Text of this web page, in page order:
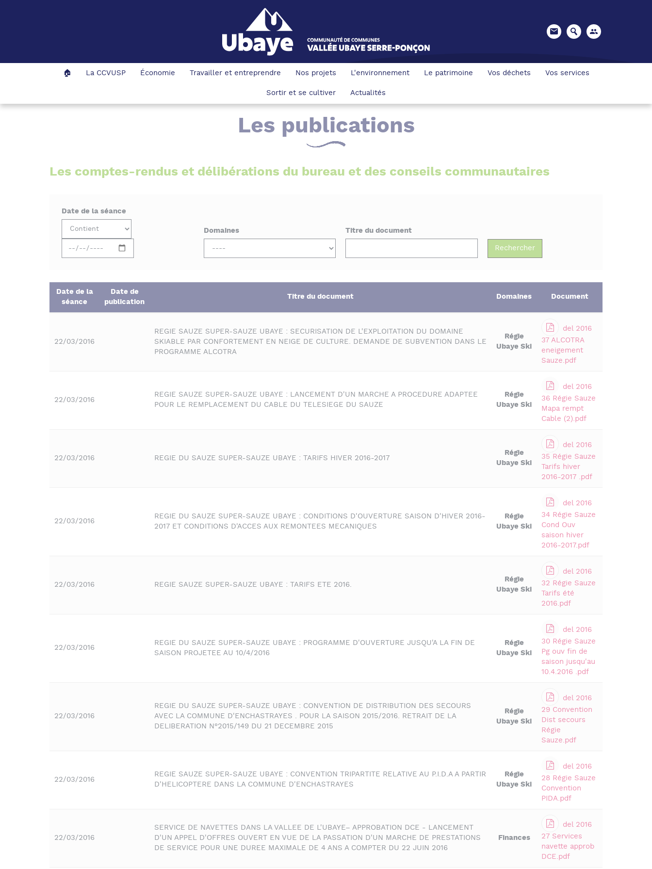
🏠 La CCVUSP Économie Travailler et entreprendre Nos projets L'environnement Le patrimoine Vos déchets Vos services
Sortir et se cultiver Actualités
Les publications
Les comptes-rendus et délibérations du bureau et des conseils communautaires
Date de la séance
Domaines Titre du document
Date de la
séance
Date de
publication
Titre du document Domaines Document
22/03/2016
REGIE SAUZE SUPER-SAUZE UBAYE : SECURISATION DE L'EXPLOITATION DU DOMAINE
SKIABLE PAR CONFORTEMENT EN NEIGE DE CULTURE. DEMANDE DE SUBVENTION DANS LE
PROGRAMME ALCOTRA
Régie
Ubaye Ski
del 2016
37 ALCOTRA
eneigement
Sauze.pdf
22/03/2016
REGIE SAUZE SUPER-SAUZE UBAYE : LANCEMENT D'UN MARCHE A PROCEDURE ADAPTEE
POUR LE REMPLACEMENT DU CABLE DU TELESIEGE DU SAUZE
Régie
Ubaye Ski
del 2016
36 Régie Sauze
Mapa rempt
Cable (2).pdf
22/03/2016 REGIE DU SAUZE SUPER-SAUZE UBAYE : TARIFS HIVER 2016-2017
Régie
Ubaye Ski
del 2016
35 Régie Sauze
Tarifs hiver
2016-2017 .pdf
22/03/2016
REGIE DU SAUZE SUPER-SAUZE UBAYE : CONDITIONS D'OUVERTURE SAISON D'HIVER 2016-
2017 ET CONDITIONS D'ACCES AUX REMONTEES MECANIQUES
Régie
Ubaye Ski
del 2016
34 Régie Sauze
Cond Ouv
saison hiver
2016-2017.pdf
22/03/2016 REGIE SAUZE SUPER-SAUZE UBAYE : TARIFS ETE 2016.
Régie
Ubaye Ski
del 2016
32 Régie Sauze
Tarifs été
2016.pdf
22/03/2016
REGIE DU SAUZE SUPER-SAUZE UBAYE : PROGRAMME D'OUVERTURE JUSQU'A LA FIN DE
SAISON PROJETEE AU 10/4/2016
Régie
Ubaye Ski
del 2016
30 Régie Sauze
Pg ouv fin de
saison jusqu'au
10.4.2016 .pdf
22/03/2016
REGIE DU SAUZE SUPER-SAUZE UBAYE : CONVENTION DE DISTRIBUTION DES SECOURS
AVEC LA COMMUNE D'ENCHASTRAYES . POUR LA SAISON 2015/2016. RETRAIT DE LA
DELIBERATION N°2015/149 DU 21 DECEMBRE 2015
Régie
Ubaye Ski
del 2016
29 Convention
Dist secours
Régie
Sauze.pdf
22/03/2016
REGIE SAUZE SUPER-SAUZE UBAYE : CONVENTION TRIPARTITE RELATIVE AU P.I.D.A A PARTIR
D'HELICOPTERE DANS LA COMMUNE D'ENCHASTRAYES
Régie
Ubaye Ski
del 2016
28 Régie Sauze
Convention
PIDA.pdf
22/03/2016
SERVICE DE NAVETTES DANS LA VALLEE DE L'UBAYE– APPROBATION DCE - LANCEMENT
D'UN APPEL D'OFFRES OUVERT EN VUE DE LA PASSATION D'UN MARCHE DE PRESTATIONS
DE SERVICE POUR UNE DUREE MAXIMALE DE 4 ANS A COMPTER DU 22 JUIN 2016
Finances
del 2016
27 Services
navette approb
DCE.pdf